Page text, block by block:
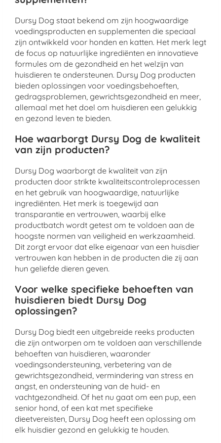
Dursy Dog staat bekend om zijn hoogwaardige
voedingsproducten en supplementen die speciaal
zijn ontwikkeld voor honden en katten. Het merk legt
de focus op natuurlijke ingrediënten en innovatieve
formules om de gezondheid en het welzijn van
huisdieren te ondersteunen. Dursy Dog producten
bieden oplossingen voor voedingsbehoeften,
gedragsproblemen, gewrichtsgezondheid en meer,
allemaal met het doel om huisdieren een gelukkig
en gezond leven te bieden.
Hoe waarborgt Dursy Dog de kwaliteit
van zijn producten?
Dursy Dog waarborgt de kwaliteit van zijn
producten door strikte kwaliteitscontroleprocessen
en het gebruik van hoogwaardige, natuurlijke
ingrediënten. Het merk is toegewijd aan
transparantie en vertrouwen, waarbij elke
productbatch wordt getest om te voldoen aan de
hoogste normen van veiligheid en werkzaamheid.
Dit zorgt ervoor dat elke eigenaar van een huisdier
vertrouwen kan hebben in de producten die zij aan
hun geliefde dieren geven.
Voor welke specifieke behoeften van
huisdieren biedt Dursy Dog
oplossingen?
Dursy Dog biedt een uitgebreide reeks producten
die zijn ontworpen om te voldoen aan verschillende
behoeften van huisdieren, waaronder
voedingsondersteuning, verbetering van de
gewrichtsgezondheid, vermindering van stress en
angst, en ondersteuning van de huid- en
vachtgezondheid. Of het nu gaat om een pup, een
senior hond, of een kat met specifieke
dieetvereisten, Dursy Dog heeft een oplossing om
elk huisdier gezond en gelukkig te houden.